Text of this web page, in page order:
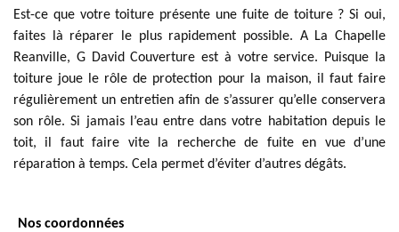
Est-ce que votre toiture présente une fuite de toiture ? Si oui,
faites là réparer le plus rapidement possible. A La Chapelle
Reanville, G David Couverture est à votre service. Puisque la
toiture joue le rôle de protection pour la maison, il faut faire
régulièrement un entretien afin de s’assurer qu’elle conservera
son rôle. Si jamais l’eau entre dans votre habitation depuis le
toit, il faut faire vite la recherche de fuite en vue d’une
réparation à temps. Cela permet d’éviter d’autres dégâts.
Nos coordonnées